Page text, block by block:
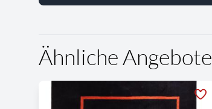
Ähnliche Angebote